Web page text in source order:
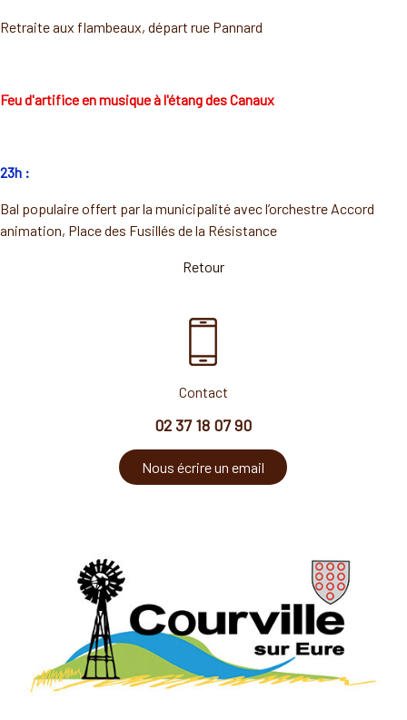
Retraite aux flambeaux, départ rue Pannard
Feu d'artifice en musique à l'étang des Canaux
23h :
Bal populaire offert par la municipalité avec l’orchestre Accord
animation, Place des Fusillés de la Résistance
Retour
Contact
02 37 18 07 90
Nous écrire un email